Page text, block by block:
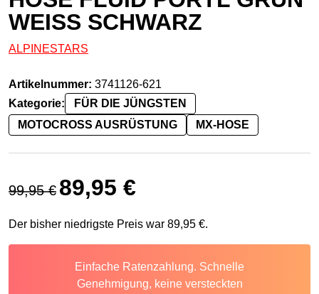
WEISS SCHWARZ
ALPINESTARS
Artikelnummer: 3741126-621
Kategorie:
FÜR DIE JÜNGSTEN
MOTOCROSS AUSRÜSTUNG
MX-HOSE
99,95€
Ursprünglicher Preis war: 99,95 €
89,95 €
Der bisher niedrigste Preis war 89,95 €.
Einfache Ratenzahlung. Schnelle
Genehmigung, keine versteckten